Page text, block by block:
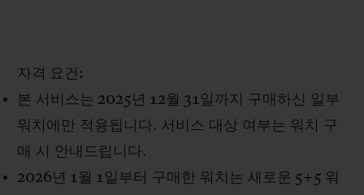
상 컴플리트 서비스(이하 "서비스")입니다.
자격 요건 :
본 서비스는 2025년 12월 31일까지
구매하신 일부
워치에만 적용됩니다. 서비스 대상 여부는 워치 구
매 시 안내드립니다.
2026년 1월 1일부터 구매한 워치는 새로운 5+5 워
부티크 검색